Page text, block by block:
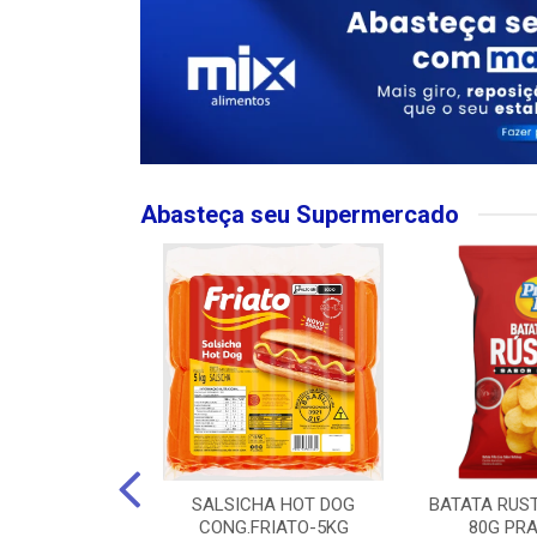
Abasteça seu Supermercado
SALSICHA HOT DOG
CONG.FRIATO-5KG
BATATA
80G